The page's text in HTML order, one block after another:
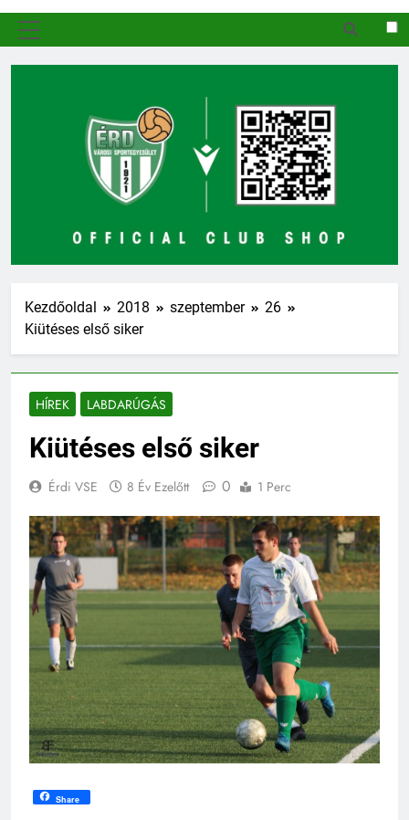
Kezdőoldal 2018 szeptember
26
Kiütéses első siker
HÍREK LABDARÚGÁS
Kiütéses első siker
Érdi VSE 8 Év Ezelőtt 0 1 Perc
Share